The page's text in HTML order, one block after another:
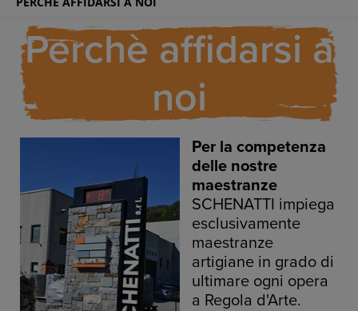
Perchè affidarsi a
noi
Per la competenza
delle nostre
maestranze
SCHENATTI impiega
esclusivamente
maestranze
artigiane in grado di
ultimare ogni opera
a Regola d'Arte.